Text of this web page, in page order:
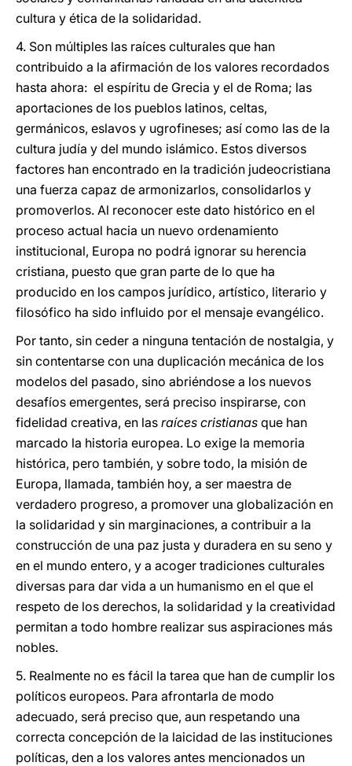
cultura y ética de la solidaridad.
4. Son múltiples las raíces culturales que han
contribuido a la afirmación de los valores recordados
hasta ahora: el espíritu de Grecia y el de Roma; las
aportaciones de los pueblos latinos, celtas,
germánicos, eslavos y ugrofineses; así como las de la
cultura judía y del mundo islámico. Estos diversos
factores han encontrado en la tradición judeocristiana
una fuerza capaz de armonizarlos, consolidarlos y
promoverlos. Al reconocer este dato histórico en el
proceso actual hacia un nuevo ordenamiento
institucional, Europa no podrá ignorar su herencia
cristiana, puesto que gran parte de lo que ha
producido en los campos jurídico, artístico, literario y
filosófico ha sido influido por el mensaje evangélico.
Por tanto, sin ceder a ninguna tentación de nostalgia, y
sin contentarse con una duplicación mecánica de los
modelos del pasado, sino abriéndose a los nuevos
desafíos emergentes, será preciso inspirarse, con
fidelidad creativa, en las raíces cristianas que han
marcado la historia europea. Lo exige la memoria
histórica, pero también, y sobre todo, la misión de
Europa, llamada, también hoy, a ser maestra de
verdadero progreso, a promover una globalización en
la solidaridad y sin marginaciones, a contribuir a la
construcción de una paz justa y duradera en su seno y
en el mundo entero, y a acoger tradiciones culturales
diversas para dar vida a un humanismo en el que el
respeto de los derechos, la solidaridad y la creatividad
permitan a todo hombre realizar sus aspiraciones más
nobles.
5. Realmente no es fácil la tarea que han de cumplir los
políticos europeos. Para afrontarla de modo
adecuado, será preciso que, aun respetando una
correcta concepción de la laicidad de las instituciones
políticas, den a los valores antes mencionados un